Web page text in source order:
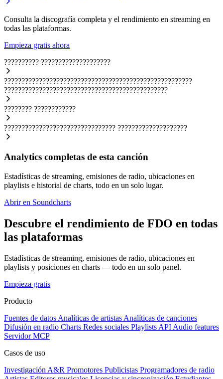
Consulta la discografía completa y el rendimiento en streaming en
todas las plataformas.
Empieza gratis ahora
?????????? ????????????????????
??????????????????????????????????????????????????????
???????????????????????????????????????????????
???????? ????????????
???????????????????????????????? ????????????????????
Analytics completas de esta canción
Estadísticas de streaming, emisiones de radio, ubicaciones en
playlists e historial de charts, todo en un solo lugar.
Abrir en Soundcharts
Descubre el rendimiento de FDO en todas
las plataformas
Estadísticas de streaming, emisiones de radio, ubicaciones en
playlists y posiciones en charts — todo en un solo panel.
Empieza gratis
Producto
Fuentes de datos Analíticas de artistas Analíticas de canciones
Difusión en radio Charts Redes sociales Playlists API Audio features
Servidor MCP
Casos de uso
Investigación A&R Promotores Publicistas Programadores de radio